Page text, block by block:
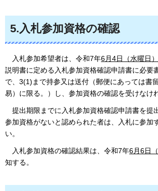
5.入札参加資格の確認
入札参加希望者は、令和7年6月4日（水曜日）
説明書に定める入札参加資格確認申請書に必要
で、3(1)まで持参又は送付（郵便にあっては書
易）に限る。）し、参加資格の確認を受けなけ
提出期限までに入札参加資格確認申請書を提
参加資格がないと認められた者は、入札に参加
い。
入札参加資格の確認結果は、令和7年6月6日
知する。